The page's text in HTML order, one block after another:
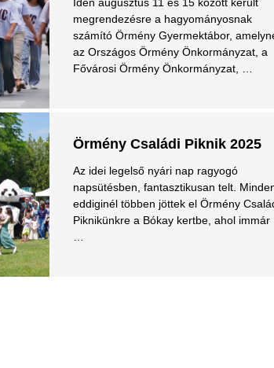
Idén augusztus 11 és 15 között került
megrendezésre a hagyományosnak
számító Örmény Gyermektábor,
az Országos Örmény Önkormányzat, a
Fővárosi Örmény Önkormányzat, …
Örmény Családi Piknik 2025
Az idei legelső nyári nap ragyogó
napsütésben, fantasztikusan telt.
eddiginél többen jöttek el Örmény
Piknikünkre a Bókay kertbe, ahol immár
…